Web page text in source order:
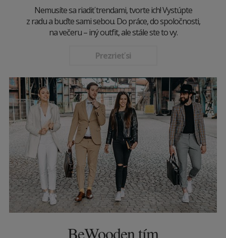
Nemusíte sa riadiť trendami, tvorte ich! Vystúpte
z radu a buďte sami sebou. Do práce, do spoločnosti,
na večeru – iný outfit, ale stále ste to vy.
Prezrieť si
BeWooden tím